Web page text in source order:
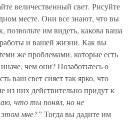
величественный свет. Рисуйте
месте. Они все знают, что вы
позвольте им видеть, какова ваша
и вашей жизни. Как вы
же проблемами, которые есть
чем они? Позаботьтесь о
ваш свет сияет так ярко, что
из них действительно придут к
что ты понял, но не
мне?” Тогда вы дадите им